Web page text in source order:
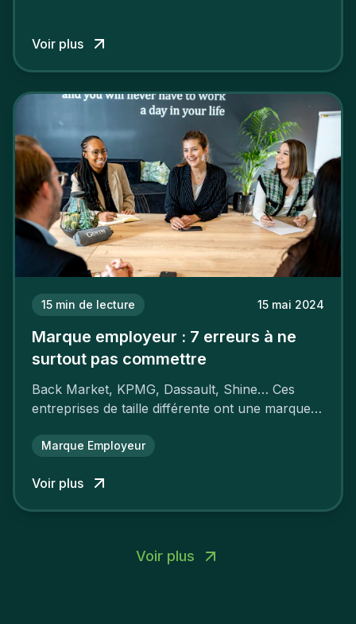
Voir plus
15 min de lecture 15 mai 2024
Marque employeur : 7 erreurs à ne
surtout pas commettre
Back Market, KPMG, Dassault, Shine… Ces
entreprises de taille différente ont une marque
attractivité et une fidélisation à faire pâlir leurs
Marque Employeur
Voir plus
Voir plus